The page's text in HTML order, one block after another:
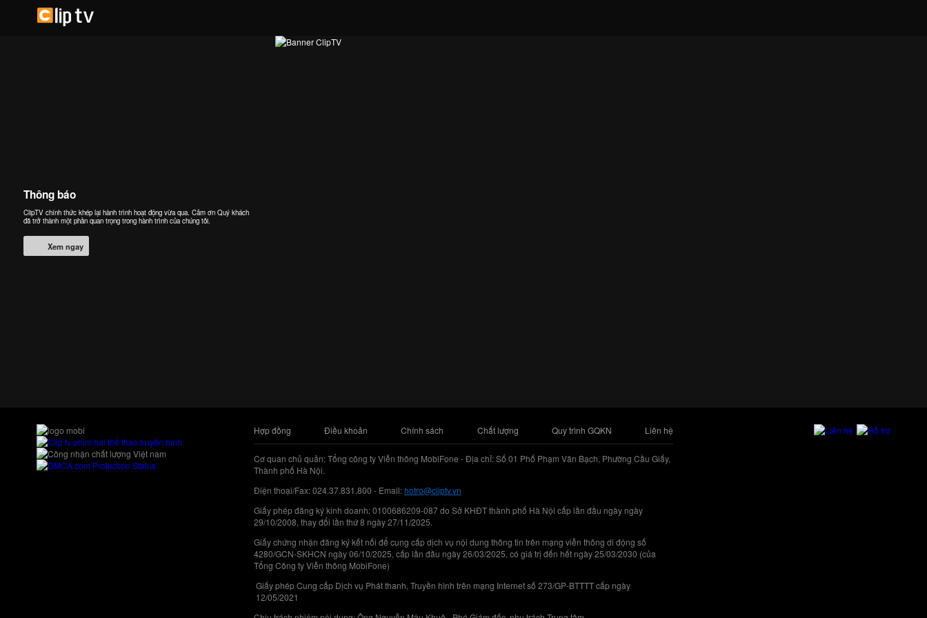
Thông báo
ClipTV chính thức khép lại hành trình hoạt động vừa qua. Cảm ơn Quý khách
đã trở thành một phần quan trọng trong hành trình của chúng tôi.
Xem ngay
Hợp đồng Điều khoản Chính sách Chất lượng Quy trình GQKN Liên hệ
Cơ quan chủ quản: Tổng công ty Viễn thông MobiFone - Địa chỉ: Số 01 Phố Phạm Văn Bạch, Phường Cầu Giấy,
Thành phố Hà Nội.
Điện thoại/Fax: 024.37.831.800 - Email:hotro@cliptv.vn
Giấy phép đăng ký kinh doanh: 0100686209-087 do Sở KHĐT thành phố Hà Nội cấp lần đầu ngày ngày
29/10/2008, thay đổi lần thứ 8 ngày 27/11/2025.
Giấy chứng nhận đăng ký kết nối để cung cấp dịch vụ nội dung thông tin trên mạng viễn thông di động số
4280/GCN-SKHCN ngày 06/10/2025, cấp lần đầu ngày 26/03/2025, có giá trị đến hết ngày 25/03/2030 (của
Tổng Công ty Viễn thông MobiFone)
Giấy phép Cung cấp Dịch vụ Phát thanh, Truyền hình trên mạng Internet số 273/GP-BTTTT cấp ngày
12/05/2021